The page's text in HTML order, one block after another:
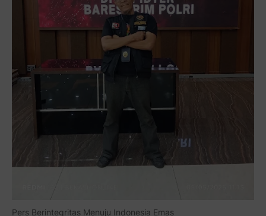
Pers Berintegritas Menuju Indonesia Emas